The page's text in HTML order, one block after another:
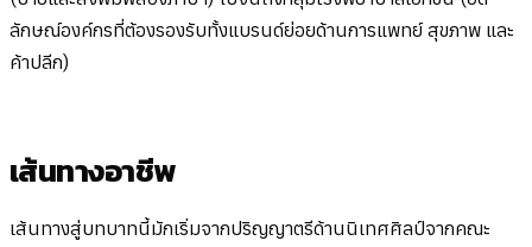
ลักษณ์องค์กรที่ต้องรองรับทั้งแบรนด์ย่อยด้านการแพทย์ สุขภาพ และ
ค้าปลีก)
เส้นทางอาชีพ
เส้นทางสู่บทบาทนี้มักเริ่มจากปริญญาตรีด้านนิเทศศิลป์จากคณะ